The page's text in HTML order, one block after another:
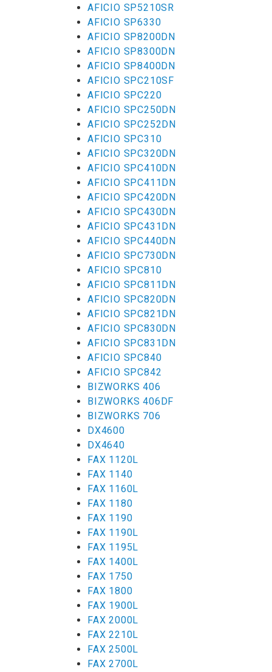
AFICIO SP5210SR
AFICIO SP6330
AFICIO SP8200DN
AFICIO SP8300DN
AFICIO SP8400DN
AFICIO SPC210SF
AFICIO SPC220
AFICIO SPC250DN
AFICIO SPC252DN
AFICIO SPC310
AFICIO SPC320DN
AFICIO SPC410DN
AFICIO SPC411DN
AFICIO SPC420DN
AFICIO SPC430DN
AFICIO SPC431DN
AFICIO SPC440DN
AFICIO SPC730DN
AFICIO SPC810
AFICIO SPC811DN
AFICIO SPC820DN
AFICIO SPC821DN
AFICIO SPC830DN
AFICIO SPC831DN
AFICIO SPC840
AFICIO SPC842
BIZWORKS 406
BIZWORKS 406DF
BIZWORKS 706
DX4600
DX4640
FAX 1120L
FAX 1140
FAX 1160L
FAX 1180
FAX 1190
FAX 1190L
FAX 1195L
FAX 1400L
FAX 1750
FAX 1800
FAX 1900L
FAX 2000L
FAX 2210L
FAX 2500L
FAX 2700L